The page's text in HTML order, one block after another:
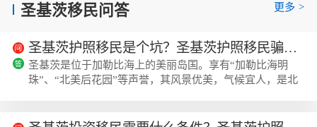
圣基茨移民问答 更多 >
圣基茨护照移民是个坑？圣基茨护照移民骗局请当心
圣基茨是位于加勒比海上的美丽岛国。享有“加勒比海明
珠”、“北美后花园”等声誉，其风景优美，气候宜人，是北